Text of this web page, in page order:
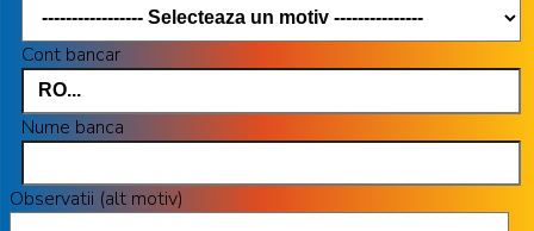
Cont bancar
Nume banca
Observatii (alt motiv)